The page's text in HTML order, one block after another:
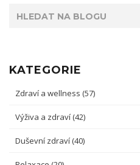
KATEGORIE
Zdraví a wellness (57)
Výživa a zdraví (42)
Duševní zdraví (40)